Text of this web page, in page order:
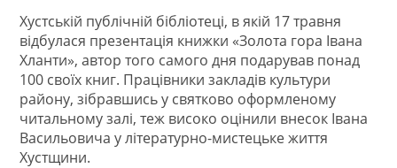
Хустській публічній бібліотеці, в якій 17 травня
відбулася презентація книжки «Золота гора Івана
Хланти», автор того самого дня подарував понад
100 своїх книг. Працівники закладів культури
району, зібравшись у святково оформленому
читальному залі, теж високо оцінили внесок Івана
Васильовича у літературно-мистецьке життя
Хустщини.